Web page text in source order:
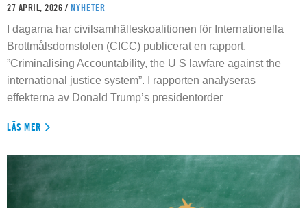
27 APRIL, 2026 / NYHETER
I dagarna har civilsamhälleskoalitionen för Internationella
Brottmålsdomstolen (CICC) publicerat en rapport,
”Criminalising Accountability, the U S lawfare against the
international justice system”. I rapporten analyseras
effekterna av Donald Trump’s presidentorder
LÄS MER